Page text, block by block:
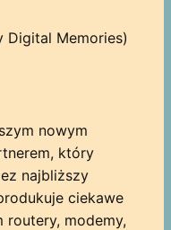
Digital Memories)
nowym
który
najbliższy
ciekawe
routery, modemy,